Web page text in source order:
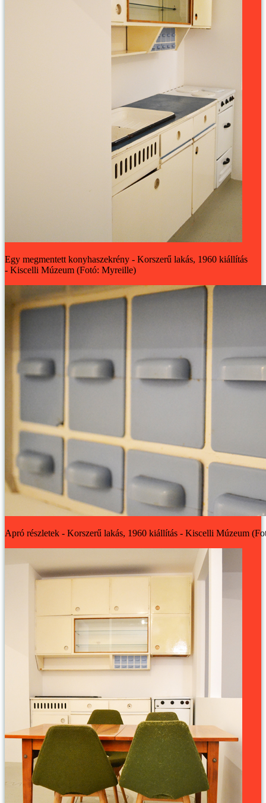
Egy megmentett konyhaszekrény - Korszerű lakás, 1960 kiállítás
- Kiscelli Múzeum (Fotó: Myreille)
Apró részletek - Korszerű lakás, 1960 kiállítás - Kiscelli Múzeum